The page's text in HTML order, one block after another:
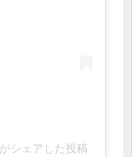
シェアした投稿